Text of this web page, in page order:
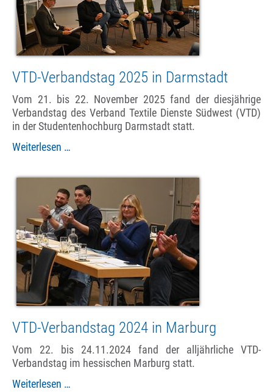
VTD-Verbandstag 2025 in Darmstadt
Vom 21. bis 22. November 2025 fand der diesjährige
Verbandstag des Verband Textile Dienste Südwest (VTD)
in der Studentenhochburg Darmstadt statt.
Weiterlesen …
2025
in
Darmstadt
VTD-Verbandstag 2024 in Marburg
Vom 22. bis 24.11.2024 fand der alljährliche VTD-
Verbandstag im hessischen Marburg statt.
Weiterlesen …